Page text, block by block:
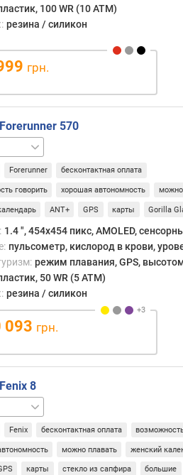
100 WR (10 ATM)
резина / силикон
грн.
570
Forerunner бесконтактная оплата
говорить хорошая автономность можно
ANT+ GPS карты Gorilla
1.4 ", 454x454 пикс, AMOLED,
пульсометр, кислород в крови,
режим плавания, GPS,
50 WR (5 ATM)
резина / силикон
093 грн.
8
Fenix бесконтактная оплата
можно плавать женский
карты стекло из сапфира большие